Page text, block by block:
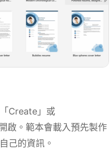
Create」或
啟。範本會載入預先製作
己的資訊。